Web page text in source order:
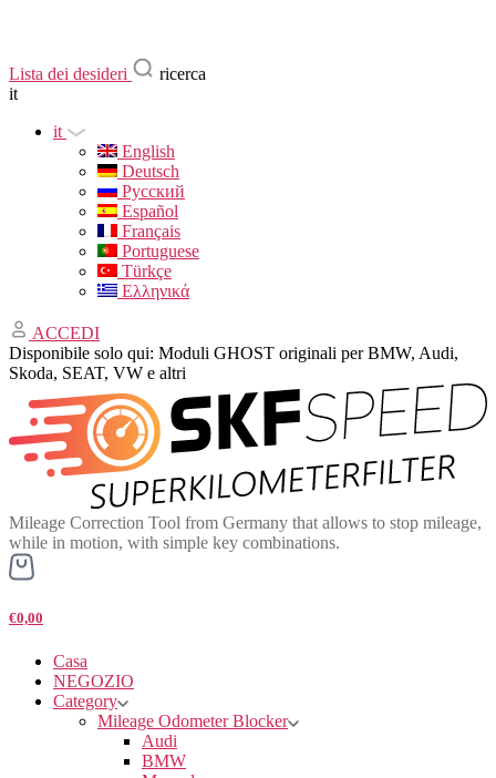
Lista dei desideri
ricerca
it
it
English
Deutsch
Русский
Español
Français
Portuguese
Türkçe
Ελληνικά
ACCEDI
Disponibile solo qui: Moduli GHOST originali per BMW, Audi,
Skoda, SEAT, VW e altri
Mileage Correction Tool from Germany that allows to stop mileage,
while in motion, with simple key combinations.
€0,00
Casa
NEGOZIO
Category
Mileage Odometer Blocker
Audi
BMW